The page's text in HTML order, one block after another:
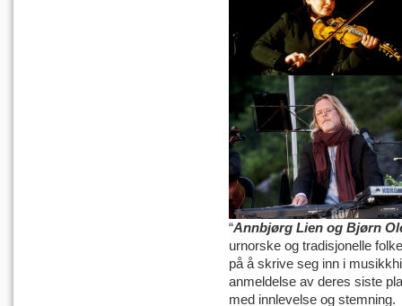
“Annbjørg Lien og Bjørn
urnorske og tradisjonelle
på å skrive seg inn i
anmeldelse av deres siste
med innlevelse og stemning.